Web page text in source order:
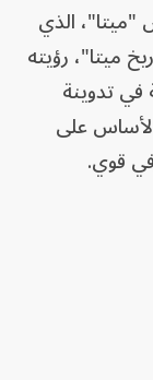
الذي
ميتا"، رؤيته
تدوينة
اعتمدت بالأساس على
قوي.